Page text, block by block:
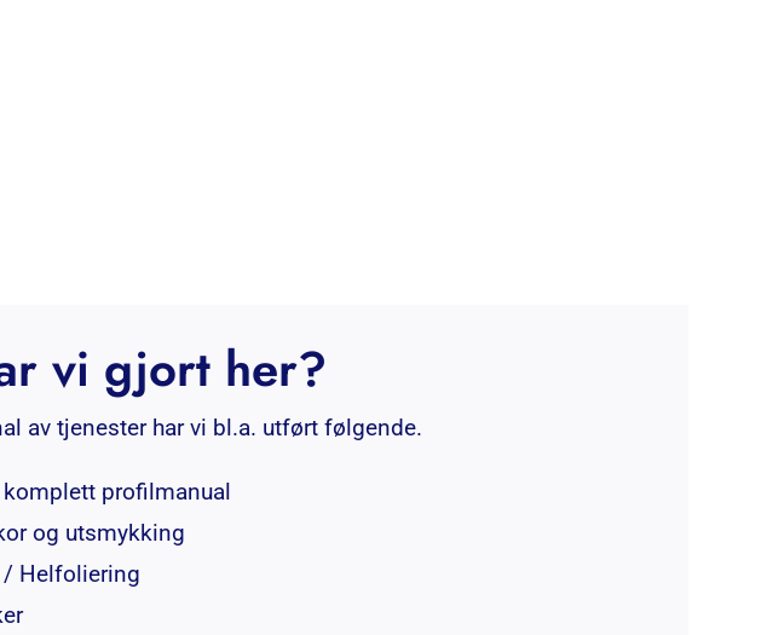
vi gjort her?
av tjenester har vi bl.a. utført følgende.
profilmanual
og utsmykking
/ Helfoliering